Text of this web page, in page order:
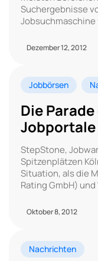
Suchergebnisse
Jobsuchmaschine
Dezember 12, 2012
Jobbörsen
Die
Jobportale
StepStone,
Spitzenplätzen
Situation, als die
Rating GmbH)
Oktober 8, 2012
Nachrichten